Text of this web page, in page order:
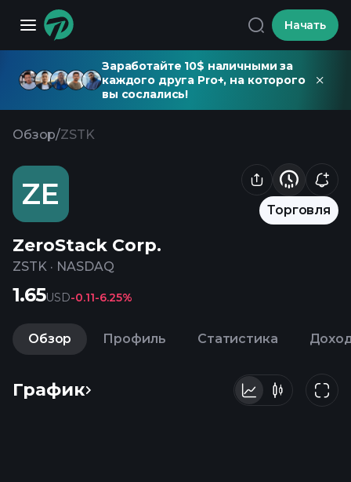
Начать
Заработайте 10$ наличными за
каждого друга Pro+, на которого
вы сослались!
Обзор/ZSTK
ZE Торговля
ZeroStack Corp.
ZSTK · NASDAQ
1.65USD-0.11-6.25%
Обзор Профиль Статистика
График